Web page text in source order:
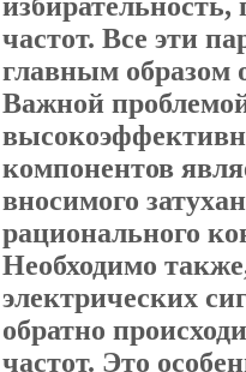
частот. Все эти
главным образом
Важной
компонентов
вносимого
рационального
Необходимо
электрических
обратно
частот. Это